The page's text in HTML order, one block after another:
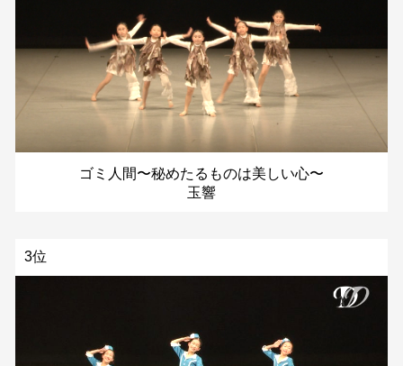
ゴミ人間〜秘めたるものは美しい心〜
玉響
3位